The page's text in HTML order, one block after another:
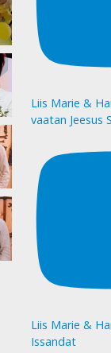
Liis Marie &
vaatan Jeesus
Liis Marie &
Issandat